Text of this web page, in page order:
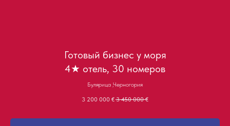
Готовый бизнес у моря
4★ отель, 30 номеров
Булярица ,Черногория
3 200 000 € 3 450 000 €